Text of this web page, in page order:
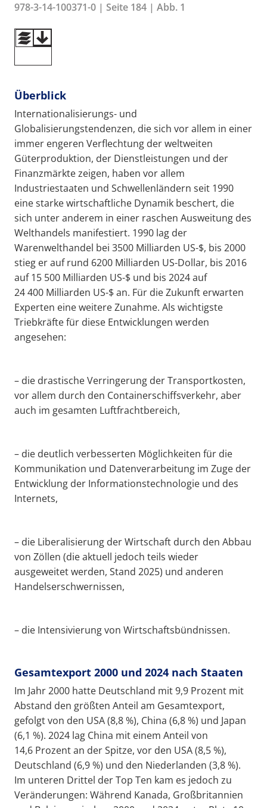
978-3-14-100371-0 | Seite 184 | Abb. 1
Überblick
Internationalisierungs- und
Globalisierungstendenzen, die sich vor allem in einer
immer engeren Verflechtung der weltweiten
Güterproduktion, der Dienstleistungen und der
Finanzmärkte zeigen, haben vor allem
Industriestaaten und Schwellenländern seit 1990
eine starke wirtschaftliche Dynamik beschert, die
sich unter anderem in einer raschen Ausweitung des
Welthandels manifestiert. 1990 lag der
Warenwelthandel bei 3500 Milliarden US-$, bis 2000
stieg er auf rund 6200 Milliarden US-Dollar, bis 2016
auf 15 500 Milliarden US-$ und bis 2024 auf
24 400 Milliarden US-$ an. Für die Zukunft erwarten
Experten eine weitere Zunahme. Als wichtigste
Triebkräfte für diese Entwicklungen werden
angesehen:
– die drastische Verringerung der Transportkosten,
vor allem durch den Containerschiffsverkehr, aber
auch im gesamten Luftfrachtbereich,
– die deutlich verbesserten Möglichkeiten für die
Kommunikation und Datenverarbeitung im Zuge der
Entwicklung der Informationstechnologie und des
Internets,
– die Liberalisierung der Wirtschaft durch den Abbau
von Zöllen (die aktuell jedoch teils wieder
ausgeweitet werden, Stand 2025) und anderen
Handelserschwernissen,
– die Intensivierung von Wirtschaftsbündnissen.
Gesamtexport 2000 und 2024 nach Staaten
Im Jahr 2000 hatte Deutschland mit 9,9 Prozent mit
Abstand den größten Anteil am Gesamtexport,
gefolgt von den USA (8,8 %), China (6,8 %) und Japan
(6,1 %). 2024 lag China mit einem Anteil von
14,6 Prozent an der Spitze, vor den USA (8,5 %),
Deutschland (6,9 %) und den Niederlanden (3,8 %).
Im unteren Drittel der Top Ten kam es jedoch zu
Veränderungen: Während Kanada, Großbritannien